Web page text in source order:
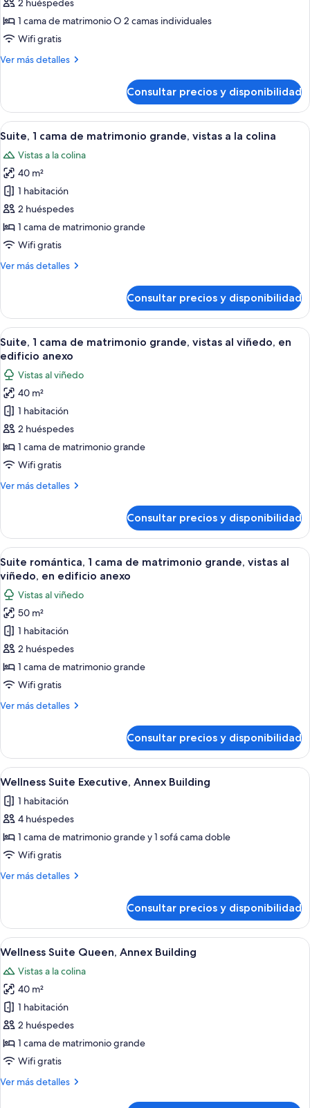
superior
2 huéspedes
1 cama de matrimonio O 2 camas individuales
Wifi gratis
Ver más detalles
Más
superior
Consultar precios y disponibilidad
Abrir
todas
las
fotos
de
Suite,
1
cama
matrimonio
a
la
colina
Una cama con dosel y cuatro
7
Suite, 1 cama de matrimonio grande, vistas a la colina
Vistas a la colina
40 m²
1 habitación
2 huéspedes
1 cama de matrimonio grande
Wifi gratis
Ver más detalles
Más
1
cama
de
matrimonio
vistas
a
la
colina
Consultar precios y disponibilidad
Abrir
todas
las
fotos
de
Suite,
1
cama
de
grande,
viñedo,
en
edificio
anexo
Una habitación de hotel con una
6
Suite, 1 cama de matrimonio grande, vistas al viñedo, en
edificio anexo
Vistas al viñedo
40 m²
1 habitación
2 huéspedes
1 cama de matrimonio grande
Wifi gratis
Ver más detalles
Más
1
cama
de
matrimonio
vistas
al
viñedo,
en
edificio
Consultar precios y disponibilidad
Abrir
todas
las
fotos
de
Suite
romántica,
1
cama
matrimonio
al
viñedo,
en
edificio
anexo
Un dormitorio con una cama
9
Suite romántica, 1 cama de matrimonio grande, vistas al
viñedo, en edificio anexo
Vistas al viñedo
50 m²
1 habitación
2 huéspedes
1 cama de matrimonio grande
Wifi gratis
Ver más detalles
Más
romántica,
cama
matrimonio
grande,
al
viñedo,
edificio
Consultar precios y disponibilidad
Abrir
todas
las
fotos
de
Wellness
Suite
Building
Wellness Suite Executive, Annex
5
Wellness Suite Executive, Annex Building
1 habitación
4 huéspedes
1 cama de matrimonio grande y 1 sofá cama doble
Wifi gratis
Ver más detalles
Más
Suite
Executive,
Annex
Consultar precios y disponibilidad
Abrir
todas
las
fotos
de
Wellness
Suite
Queen,
Building
Wellness Suite Queen, Annex
10
Wellness Suite Queen, Annex Building
Vistas a la colina
40 m²
1 habitación
2 huéspedes
1 cama de matrimonio grande
Wifi gratis
Ver más detalles
Más